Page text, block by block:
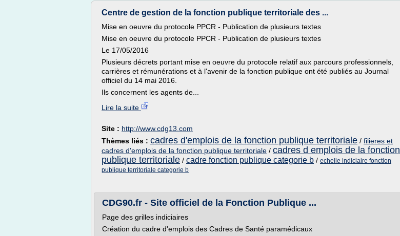
Centre de gestion de la fonction publique territoriale des ...
Mise en oeuvre du protocole PPCR - Publication de plusieurs textes
Mise en oeuvre du protocole PPCR - Publication de plusieurs textes
Le 17/05/2016
Plusieurs décrets portant mise en oeuvre du protocole relatif aux parcours professionnels,
carrières et rémunérations et à l'avenir de la fonction publique ont été publiés au Journal
officiel du 14 mai 2016.
Ils concernent les agents de...
Lire la suite
Site : http://www.cdg13.com
Thèmes liés : cadres d'emplois de la fonction publique territoriale / filieres et
cadres d'emplois de la fonction publique territoriale / cadres d emplois de la fonction
publique territoriale / cadre fonction publique categorie b / echelle indiciaire fonction
publique territoriale categorie b
CDG90.fr - Site officiel de la Fonction Publique ...
Page des grilles indiciaires
Création du cadre d'emplois des Cadres de Santé paramédicaux